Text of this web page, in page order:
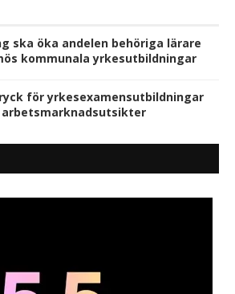
ska öka andelen behöriga lärare
kommunala yrkesutbildningar
för yrkesexamensutbildningar
arbetsmarknadsutsikter